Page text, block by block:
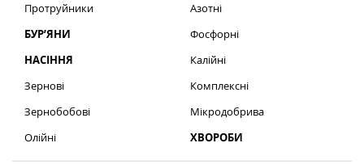
Протруйники
БУР’ЯНИ
НАСІННЯ
Зернові
Зернобобові
Олійні
Азотні
Фосфорні
Калійні
Комплексні
Мікродобрива
ХВОРОБИ